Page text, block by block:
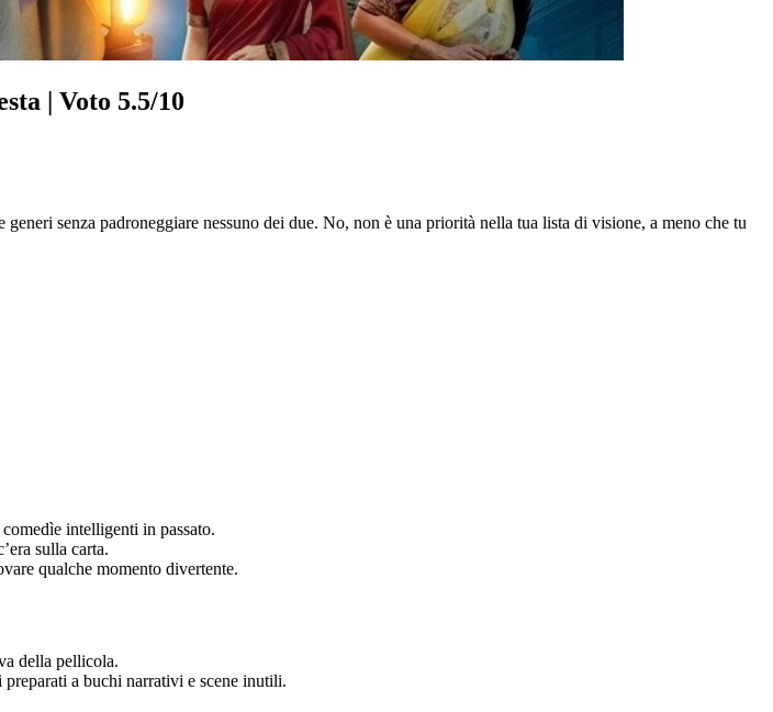
| Voto 5.5/10
senza padroneggiare nessuno dei due. No, non è una priorità nella tua lista di visione, a meno che tu
intelligenti in passato.
sulla carta.
qualche momento divertente.
della pellicola.
a buchi narrativi e scene inutili.